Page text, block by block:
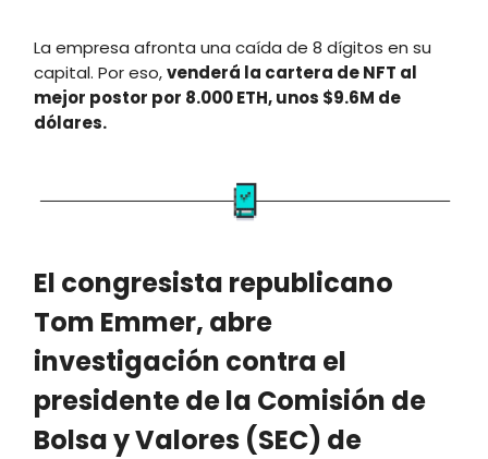
La empresa afronta una caída de 8 dígitos en su
capital. Por eso,venderá la cartera de NFT al
mejor postor por 8.000 ETH, unos $9.6M de
dólares.
El congresista republicano
Tom Emmer, abre
investigación contra el
presidente de la Comisión de
Bolsa y Valores (SEC) de